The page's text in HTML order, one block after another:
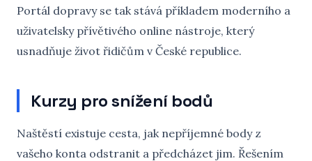
Portál dopravy se tak stává příkladem moderního a
uživatelsky přívětivého online nástroje, který
usnadňuje život řidičům v České republice.
Kurzy pro snížení bodů
Naštěstí existuje cesta, jak nepříjemné body z
vašeho konta odstranit a předcházet jim. Řešením